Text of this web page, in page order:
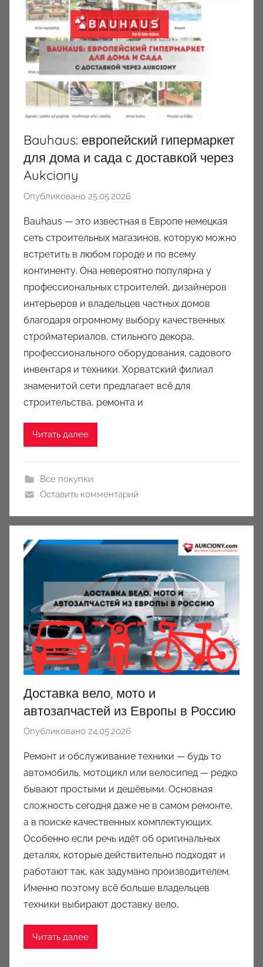
Bauhaus: европейский гипермаркет
для дома и сада с доставкой через
Aukciony
Опубликовано 25.05.2026
т
о
р
о
м
a
u
k
c
Bauhaus — это известная в Европе немецкая
сеть строительных магазинов, которую можно
встретить в любом городе и по всему
континенту. Она невероятно популярна у
профессиональных строителей, дизайнеров
интерьеров и владельцев частных домов
благодаря огромному выбору качественных
стройматериалов, стильного декора,
профессионального оборудования, садового
инвентаря и техники. Хорватский филиал
знаменитой сети предлагает всё для
строительства, ремонта и
Читать далее
Все покупки
Оставить комментарий
Доставка вело, мото и
автозапчастей из Европы в Россию
Опубликовано 24.05.2026
т
о
р
о
м
a
u
k
c
Ремонт и обслуживание техники — будь то
автомобиль, мотоцикл или велосипед — редко
бывают простыми и дешёвыми. Основная
сложность сегодня даже не в самом ремонте,
а в поиске качественных комплектующих.
Особенно если речь идёт об оригинальных
деталях, которые действительно подходят и
работают так, как задумано производителем.
Именно поэтому всё больше владельцев
техники выбирают доставку вело,
Читать далее